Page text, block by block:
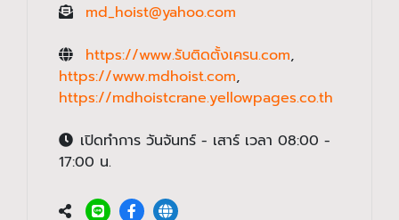
md_hoist@yahoo.com
https://www.รับติดตั้งเครน.com,
https://www.mdhoist.com,
https://mdhoistcrane.yellowpages.co.th
เปิดทำการ วันจันทร์ - เสาร์ เวลา 08:00 -
17:00 น.